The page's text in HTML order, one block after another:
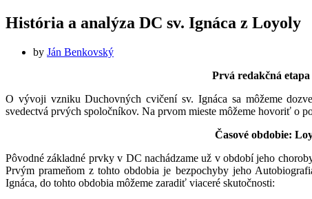
História a analýza DC sv. Ignáca z Loyoly
by Ján Benkovský
Prvá redakčná
O vývoji vzniku Duchovných cvičení sv. Ignáca sa môžeme
svedectvá prvých spoločníkov. Na prvom mieste môžeme hovoriť o
Časové obdobie:
Pôvodné základné prvky v DC nachádzame už v období jeho
Prvým prameňom z tohto obdobia je bezpochyby jeho
Ignáca, do tohto obdobia môžeme zaradiť viaceré skutočnosti: